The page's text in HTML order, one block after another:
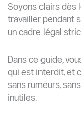
Soyons clairs dès
travailler pendant
un cadre légal
Dans ce guide,
qui est interdit, et
sans rumeurs,
inutiles.